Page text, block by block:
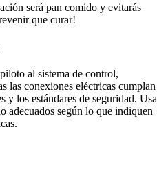
será pan comido y evitarás
que curar!
al sistema de control,
las conexiones eléctricas cumplan
y los estándares de seguridad. Usa
adecuados según lo que indiquen